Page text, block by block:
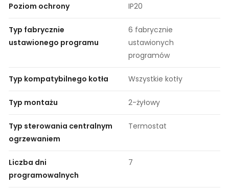
Poziom ochrony IP20
Typ fabrycznie
ustawionego programu
6 fabrycznie
ustawionych
programów
Typ kompatybilnego kotła Wszystkie kotły
Typ montażu 2-żyłowy
Typ sterowania centralnym
ogrzewaniem
Termostat
Liczba dni
programowalnych
7